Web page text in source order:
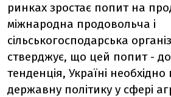
ринках зростає попит на
міжнародна продовольча і
сільськогосподарська
стверджує, що цей попит -
тенденція, Україні необхідно
державну політику у сфері